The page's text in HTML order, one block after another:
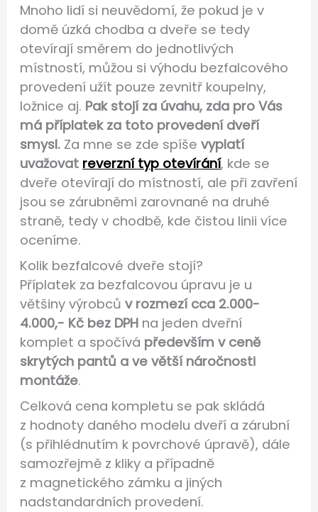
Mnoho lidí si neuvědomí, že pokud je v
domě úzká chodba a dveře se tedy
otevírají směrem do jednotlivých
místností, můžou si výhodu bezfalcového
provedení užít pouze zevnitř koupelny,
ložnice aj. Pak stojí za úvahu, zda pro Vás
má příplatek za toto provedení dveří
smysl. Za mne se zde spíševyplatí
uvažovat reverzní typ otevírání, kde se
dveře otevírají do místností, ale při zavření
jsou se zárubněmi zarovnané na druhé
straně, tedy v chodbě, kde čistou linii více
oceníme.
Kolik bezfalcové dveře stojí?
Příplatek za bezfalcovou úpravu je u
většiny výrobcův rozmezí cca 2.000-
4.000,- Kč bez DPH na jeden dveřní
komplet a spočívá především v ceně
skrytých pantů a ve větší náročnosti
montáže.
Celková cena kompletu se pak skládá
z hodnoty daného modelu dveří a zárubní
(s přihlédnutím k povrchové úpravě), dále
samozřejmě z kliky a případně
z magnetického zámku a jiných
nadstandardních provedení.